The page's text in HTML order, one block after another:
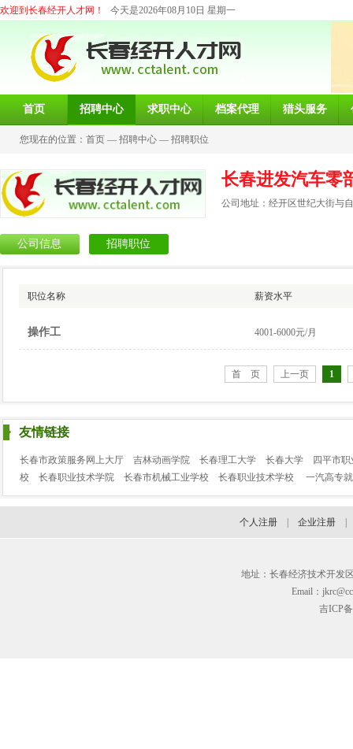
欢迎到长春经开人才网！ 今天是2026年08月10日 星期一
首页 招聘中心 求职中心 档案代理 猎头服务
您现在的位置： 首页 — 招聘中心 — 招聘职位
长春进发汽车零
公司地址：经开区世纪大街与
公司信息 招聘职位
职位名称 薪资水平
操作工 4001-6000元/月
首 页 上一页 1
友情链接
长春市政策服务网上大厅 吉林动画学院 长春理工大学 长春大学
四平市
校
长春职业技术学院 长春市机械工业学校 长春职业技术学校 一汽高专
个人注册 企业注册
地址：长春经济技术开发
Email：
吉ICP